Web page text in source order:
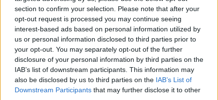
section to confirm your selection. Please note that after your
opt-out request is processed you may continue seeing
interest-based ads based on personal information utilized by
us or personal information disclosed to third parties prior to
your opt-out. You may separately opt-out of the further
disclosure of your personal information by third parties on the
IAB’s list of downstream participants. This information may
also be disclosed by us to third parties on the IAB’s List of
Downstream Participants that may further disclose it to other
Coleciona finais interativos que vão desde um final feliz até
um final perturbador.
Combate espíritos malignos utilizando um sistema de
habilidades e estatísticas aperfeiçoado para
computadores neste ano de 2026.
Ao gerir a tua própria pizzaria com o kit de arranque, não
guardes todo o dinheiro debaixo do colchão. Os animatrónicos
caros atrairão clientes com maior orçamento, o que multiplicará
rapidamente as tuas receitas diárias. Uma economia sólida pela